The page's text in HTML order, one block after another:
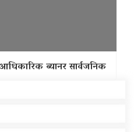
ब्यानर सार्वजनिक